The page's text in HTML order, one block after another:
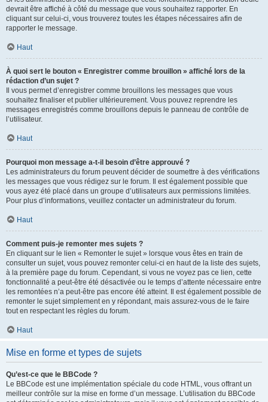
devrait être affiché à côté du message que vous souhaitez rapporter. En
cliquant sur celui-ci, vous trouverez toutes les étapes nécessaires afin de
rapporter le message.
Haut
À quoi sert le bouton « Enregistrer comme brouillon » affiché lors de la
rédaction d’un sujet ?
Il vous permet d’enregistrer comme brouillons les messages que vous
souhaitez finaliser et publier ultérieurement. Vous pouvez reprendre les
messages enregistrés comme brouillons depuis le panneau de contrôle de
l’utilisateur.
Haut
Pourquoi mon message a-t-il besoin d’être approuvé ?
Les administrateurs du forum peuvent décider de soumettre à des vérifications
les messages que vous rédigez sur le forum. Il est également possible que
vous ayez été placé dans un groupe d’utilisateurs aux permissions limitées.
Pour plus d’informations, veuillez contacter un administrateur du forum.
Haut
Comment puis-je remonter mes sujets ?
En cliquant sur le lien « Remonter le sujet » lorsque vous êtes en train de
consulter un sujet, vous pouvez remonter celui-ci en haut de la liste des sujets,
à la première page du forum. Cependant, si vous ne voyez pas ce lien, cette
fonctionnalité a peut-être été désactivée ou le temps d’attente nécessaire entre
les remontées n’a peut-être pas encore été atteint. Il est également possible de
remonter le sujet simplement en y répondant, mais assurez-vous de le faire
tout en respectant les règles du forum.
Haut
Mise en forme et types de sujets
Qu’est-ce que le BBCode ?
Le BBCode est une implémentation spéciale du code HTML, vous offrant un
meilleur contrôle sur la mise en forme d’un message. L’utilisation du BBCode